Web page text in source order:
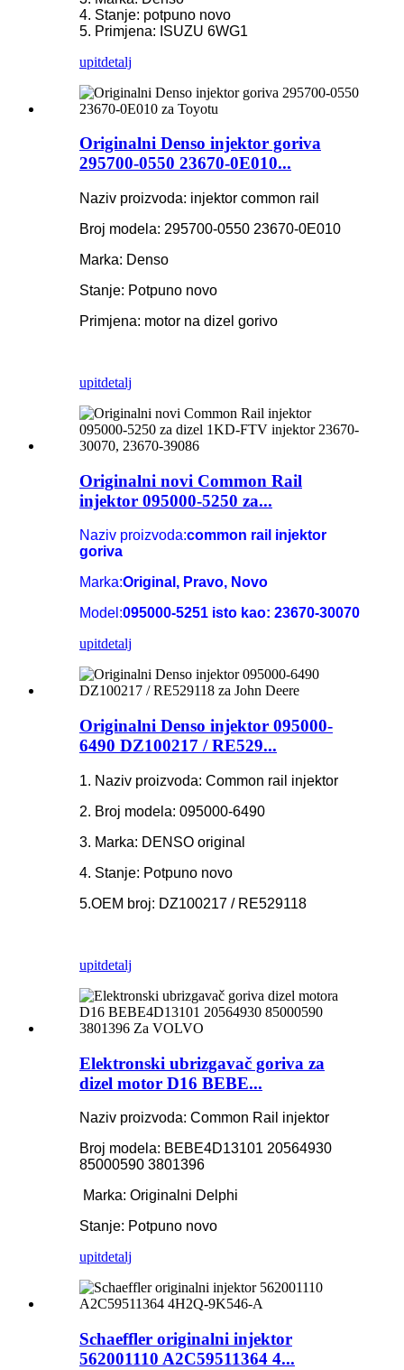
4. Stanje: potpuno novo
5. Primjena: ISUZU 6WG1
upitdetalj
Originalni Denso injektor goriva
295700-0550 23670-0E010...
Naziv proizvoda: injektor common rail
Broj modela: 295700-0550 23670-0E010
Marka: Denso
Stanje: Potpuno novo
Primjena: motor na dizel gorivo
upitdetalj
Originalni novi Common Rail
injektor 095000-5250 za...
Naziv proizvoda:common rail injektor
goriva
Marka:Original, Pravo, Novo
Model:095000-5251 isto kao: 23670-30070
upitdetalj
Originalni Denso injektor 095000-
6490 DZ100217 / RE529...
1. Naziv proizvoda: Common rail injektor
2. Broj modela: 095000-6490
3. Marka: DENSO original
4. Stanje: Potpuno novo
5.OEM broj: DZ100217 / RE529118
upitdetalj
Elektronski ubrizgavač goriva za
dizel motor D16 BEBE...
Naziv proizvoda: Common Rail injektor
Broj modela: BEBE4D13101 20564930
85000590 3801396
Marka: Originalni Delphi
Stanje: Potpuno novo
upitdetalj
Schaeffler originalni injektor
562001110 A2C59511364 4...